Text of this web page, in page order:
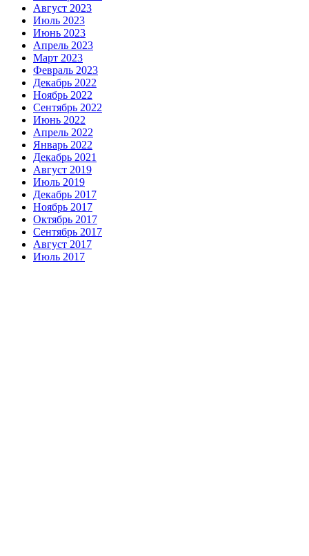
Август 2023
Июль 2023
Июнь 2023
Апрель 2023
Март 2023
Февраль 2023
Декабрь 2022
Ноябрь 2022
Сентябрь 2022
Июнь 2022
Апрель 2022
Январь 2022
Декабрь 2021
Август 2019
Июль 2019
Декабрь 2017
Ноябрь 2017
Октябрь 2017
Сентябрь 2017
Август 2017
Июль 2017